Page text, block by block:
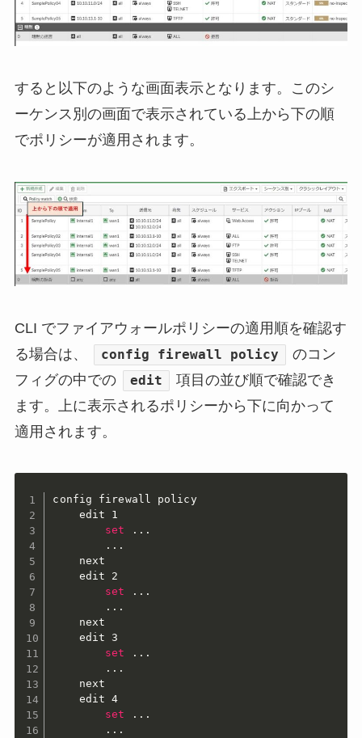
すると以下のような画面表示となります。このシ
ーケンス別の画面で表示されている上から下の順
でポリシーが適用されます。
CLI でファイアウォールポリシーの適用順を確認す
る場合は、
config firewall policy
のコン
フィグの中での
edit
項目の並び順で確認でき
ます。上に表示されるポリシーから下に向かって
適用されます。
config firewall policy
    edit 1
set
.. .
.. .
    next
    edit 2
set
.. .
.. .
    next
    edit 3
set
.. .
.. .
    next
    edit 4
set
.. .
.. .